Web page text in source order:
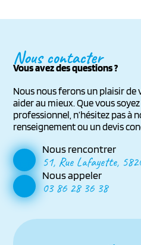
Nous contacter
Vous avez des questions ?
Nous nous ferons un plaisir de
aider au mieux. Que vous
professionnel, n’hésitez pas à
renseignement ou un devis
Nous rencontrer
51, Rue Lafayette,
Nous appeler
03 86 28 36 38